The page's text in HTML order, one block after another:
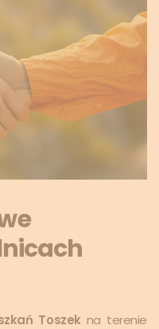
Toszek na terenie